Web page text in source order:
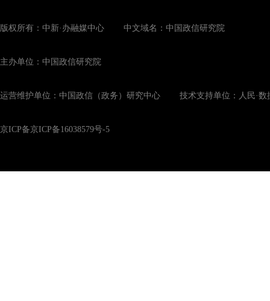
版权所有：中新·办融媒中心 中文域名：中国政信研究院
主办单位：中国政信研究院
运营维护单位：中国政信（政务）研究中心 技术支持单位：人民·数
京ICP备京ICP备16038579号-5